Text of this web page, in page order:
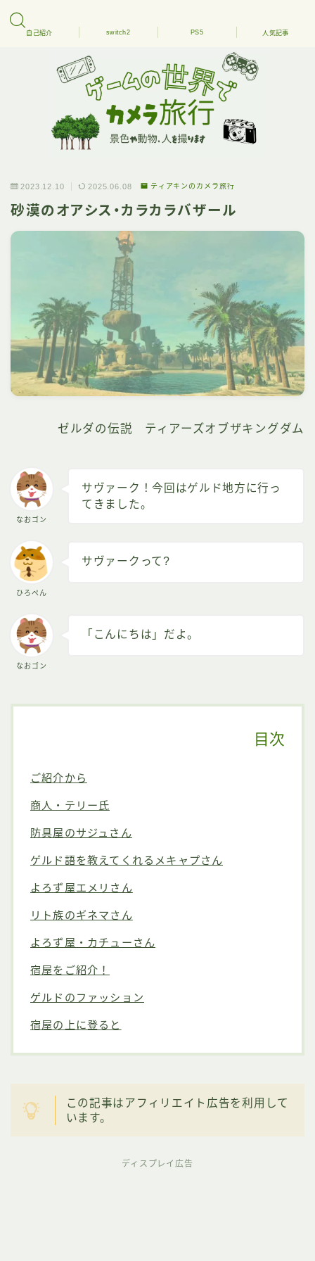
自己紹介 switch2 PS5 人気記事
2023.12.10 2025.06.08 ティアキンのカメラ旅行
砂漠のオアシス・カラカラバザール
ゼルダの伝説 ティアーズオブザキングダム
なおゴン
サヴァーク！今回はゲルド地方に行っ
てきました。
ひろぺん
サヴァークって?
なおゴン
「こんにちは」だよ。
目次
ご紹介から
商人・テリー氏
防具屋のサジュさん
ゲルド語を教えてくれるメキャプさん
よろず屋エメリさん
リト族のギネマさん
よろず屋・カチューさん
宿屋をご紹介！
ゲルドのファッション
宿屋の上に登ると
この記事はアフィリエイト広告を利用して
います。
ディスプレイ広告